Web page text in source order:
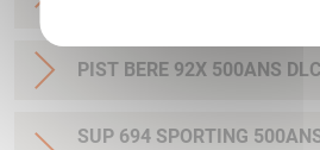
PIST BERE 92X 500ANS